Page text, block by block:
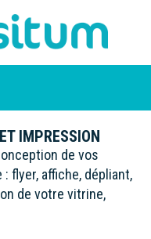
IMPRESSION
de vos
flyer, affiche, dépliant,
de votre vitrine,